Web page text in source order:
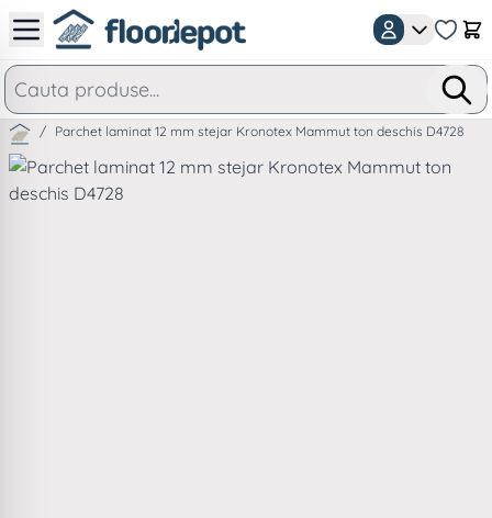
Mergeti la Continut
/ Parchet laminat 12 mm stejar Kronotex Mammut ton deschis D4728